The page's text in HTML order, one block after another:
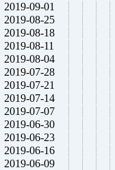
2019-09-01
2019-08-25
2019-08-18
2019-08-11
2019-08-04
2019-07-28
2019-07-21
2019-07-14
2019-07-07
2019-06-30
2019-06-23
2019-06-16
2019-06-09